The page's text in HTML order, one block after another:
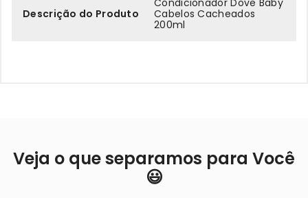
Descrição do Produto
Condicionador Dove Baby
Cabelos Cacheados
200ml
Veja o que separamos para Você
😃